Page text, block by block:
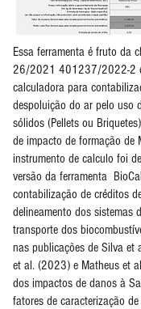
Essa ferramenta é fruto da
26/2021 401237/2022-2
calculadora para
despoluição do ar pelo uso
sólidos (Pellets ou
de impacto de formação de
instrumento de calculo foi
versão da ferramenta
contabilização de créditos
delineamento dos sistemas
transporte dos
nas publicações de Silva
et al. (2023) e Matheus et
dos impactos de danos à
fatores de caracterização